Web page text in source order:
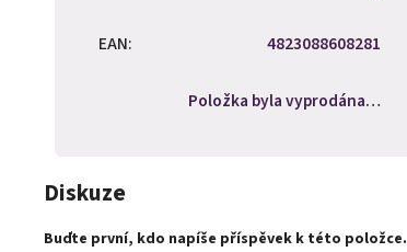
EAN: 4823088608281
Položka byla vyprodána…
Diskuze
Buďte první, kdo napíše příspěvek k této položce.